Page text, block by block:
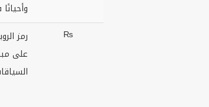
₨
رمز
على